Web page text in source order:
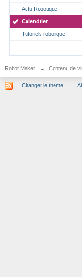
Actu Robotique
Calendrier
Tutoriels robotique
Robot Maker → Contenu de
Changer le thème